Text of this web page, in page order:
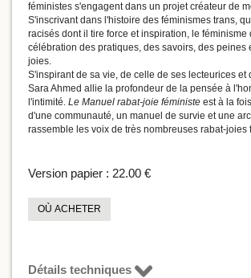
féministes s'engagent dans un projet créateur de
S'inscrivant dans l'histoire des féminismes trans,
racisés dont il tire force et inspiration, le féminisme
célébration des pratiques, des savoirs, des peines
joies.
S'inspirant de sa vie, de celle de ses lecteurices et
Sara Ahmed allie la profondeur de la pensée à
l'intimité. Le Manuel rabat-joie féministe est à la
d'une communauté, un manuel de survie et une
rassemble les voix de très nombreuses rabat-joies
Version papier : 22.00 €
OÙ ACHETER
Détails techniques